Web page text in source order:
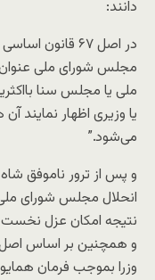
دانند:
در اصل ۶۷
مجلس شورای ملی
ملی یا مجلس سنا
یا وزیری اظهار نمایند
می‌شود.”
انحلال مجلس شورای
نتیجه امکان عزل
وزرا بموجب فرمان